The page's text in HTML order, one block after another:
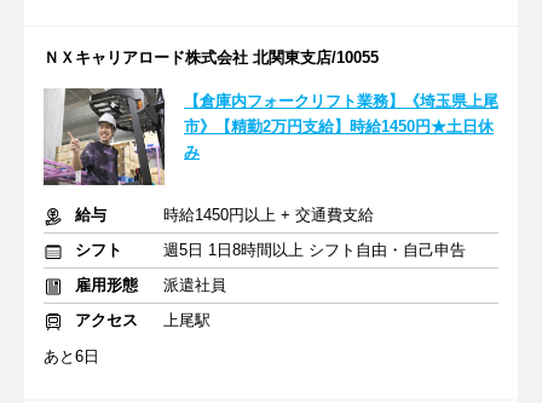
ＮＸキャリアロード株式会社 北関東支店/10055
【倉庫内フォークリフト業務】《埼玉県上尾
市》【精勤2万円支給】時給1450円★土日休
み
給与
時給1450円以上 + 交通費支給
シフト
週5日 1日8時間以上 シフト自由・自己申告
雇用形態
派遣社員
アクセス
上尾駅
あと6日